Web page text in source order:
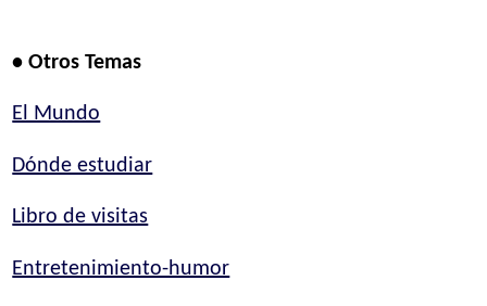
• Otros Temas
El Mundo
Dónde estudiar
Libro de visitas
Entretenimiento-humor